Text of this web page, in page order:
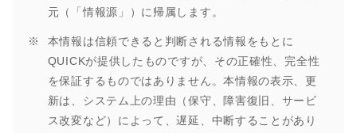
元（「情報源」）に帰属します。
本情報は信頼できると判断される情報をもとに
QUICKが提供したものですが、その正確性、完全性
を保証するものではありません。本情報の表示、更
新は、システム上の理由（保守、障害復旧、サービ
ス改変など）によって、遅延、中断することがあり